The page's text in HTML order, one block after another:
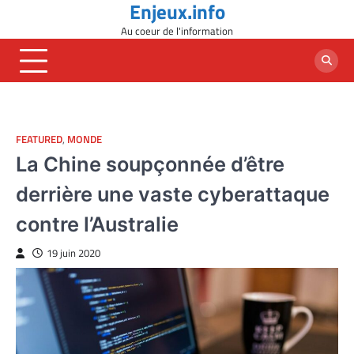
content
Enjeux.info
Au coeur de l'information
FEATURED, MONDE
La Chine soupçonnée d’être
derrière une vaste cyberattaque
contre l’Australie
19 juin 2020